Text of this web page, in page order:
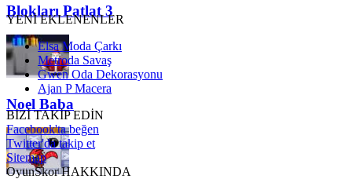
Blokları Patlat 3
Noel Baba
YENİ EKLENENLER
Elsa Moda Çarkı
Metroda Savaş
Gwen Oda Dekorasyonu
Ajan P Macera
BİZİ TAKİP EDİN
Facebook'ta beğen
Twitter'da takip et
Sitemap
OyunSkor HAKKINDA